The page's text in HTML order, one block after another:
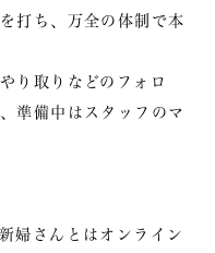
打ち、万全の体制で本
り取りなどのフォロ
準備中はスタッフのマ
婦さんとはオンライン